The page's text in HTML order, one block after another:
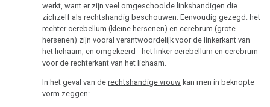
Biologische
natuurwet
Biologische
natuurwet
Leverkanker
Longkanker
Lymfeklieren
Hodgkin/Non-
werkt, want er zijn veel omgeschoolde linkshandigen die
zichzelf als rechtshandig beschouwen. Eenvoudig gezegd: het
rechter cerebellum (kleine hersenen) en cerebrum (grote
hersenen) zijn vooral verantwoordelijk voor de linkerkant van
het lichaam, en omgekeerd - het linker cerebellum en cerebrum
voor de rechterkant van het lichaam.
In het geval van derechtshandige vrouw kan men in beknopte
vorm zeggen: